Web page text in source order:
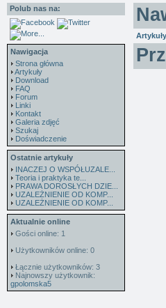
Polub nas na:
Nawigacja
Strona główna
Artykuły
Download
FAQ
Forum
Linki
Kontakt
Galeria zdjęć
Szukaj
Doświadczenie
Ostatnie artykuły
INACZEJ O WSPÓŁUZALE...
Teoria i praktyka te...
PRAWA DOROSŁYCH DZIE...
UZALEŻNIENIE OD KOMP...
UZALEŻNIENIE OD KOMP...
Aktualnie online
Gości online: 1
Użytkowników online: 0
Łącznie użytkowników: 3
Najnowszy użytkownik:
gpolomska5
Artykuły